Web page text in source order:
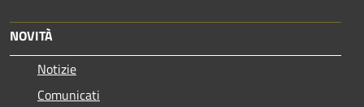
NOVITÀ
Notizie
Comunicati